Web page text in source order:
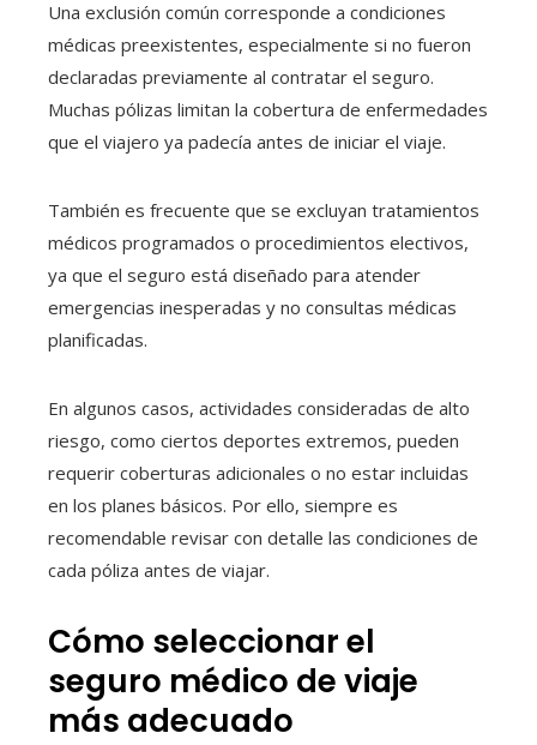
Una exclusión común corresponde a condiciones
médicas preexistentes, especialmente si no fueron
declaradas previamente al contratar el seguro.
Muchas pólizas limitan la cobertura de enfermedades
que el viajero ya padecía antes de iniciar el viaje.
También es frecuente que se excluyan tratamientos
médicos programados o procedimientos electivos,
ya que el seguro está diseñado para atender
emergencias inesperadas y no consultas médicas
planificadas.
En algunos casos, actividades consideradas de alto
riesgo, como ciertos deportes extremos, pueden
requerir coberturas adicionales o no estar incluidas
en los planes básicos. Por ello, siempre es
recomendable revisar con detalle las condiciones de
cada póliza antes de viajar.
Cómo seleccionar el
seguro médico de viaje
más adecuado